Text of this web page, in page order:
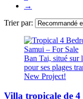
→
Trier par:
Ban Tai, situé sur
pour ses plages
New Project!
Villa tropicale de 4